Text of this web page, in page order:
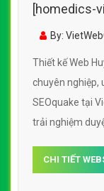
[homedics-
Ứng Hòa -
By:
Thiết kế Web
chuyên nghiệp,
SEOquake tại
trải nghiệm
CHI TIẾT